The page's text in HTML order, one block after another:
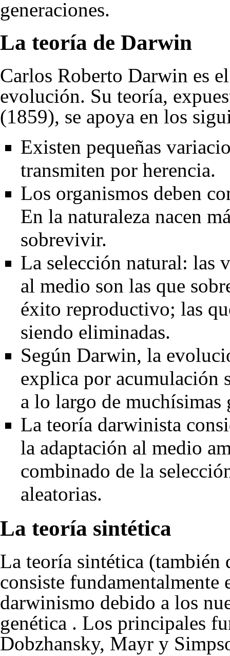
generaciones.
La teoría de Darwin
Carlos Roberto Darwin es
evolución. Su teoría,
(1859), se apoya en los
Existen pequeñas
transmiten por herencia.
Los organismos deben
En la naturaleza nacen
sobrevivir.
La selección natural: las
al medio son las que
éxito reproductivo; las
siendo eliminadas.
Según Darwin, la
explica por acumulación
a lo largo de muchísimas
La teoría darwinista
la adaptación al medio
combinado de la
aleatorias.
La teoría sintética
La teoría sintética (también
consiste
darwinismo debido a los
genética . Los principales
Dobzhansky, Mayr y